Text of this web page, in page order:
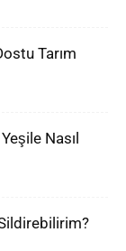
Tarım
Nasıl